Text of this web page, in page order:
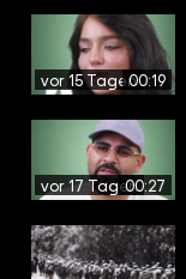
vor 15 Tagen00:19
vor 17 Tagen00:27